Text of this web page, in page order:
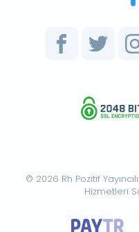
© 2026 Rh Pozitif
Hizmetleri